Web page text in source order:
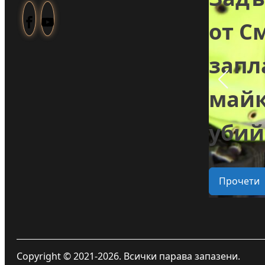
създадоха
от
Прочети
Copyright © 2021-2026. Всички парава запазени.